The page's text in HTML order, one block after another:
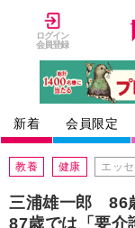
ログイン
会員登録
新着 会員限定
教養 健康 エッ
三浦雄一郎 86
87歳では「要介